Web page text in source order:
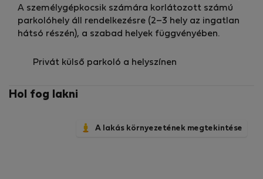
A személygépkocsik számára korlátozott számú
parkolóhely áll rendelkezésre (2–3 hely az ingatlan
hátsó részén), a szabad helyek függvényében.
Privát külső parkoló a helyszínen
Hol fog lakni
A lakás környezetének megtekintése